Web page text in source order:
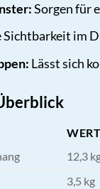
Sorgen für
Sichtbarkeit im
Lässt sich
WERT
12,3
3,5 kg